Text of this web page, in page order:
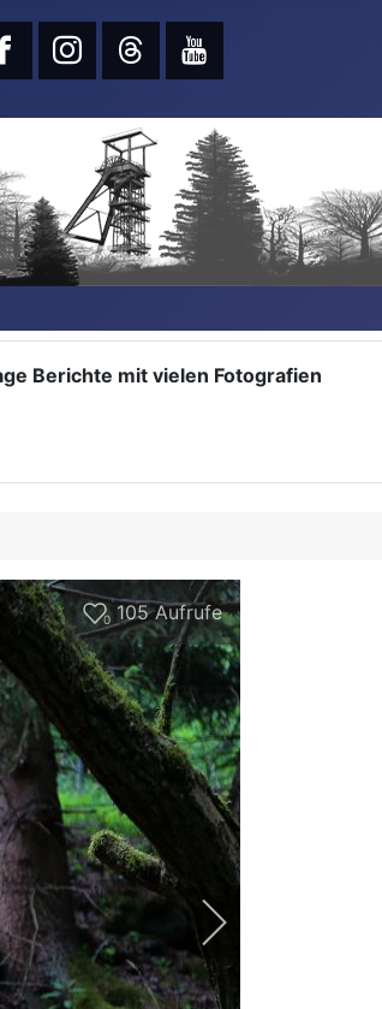
Berichte mit vielen Fotografien
0 105Aufrufe